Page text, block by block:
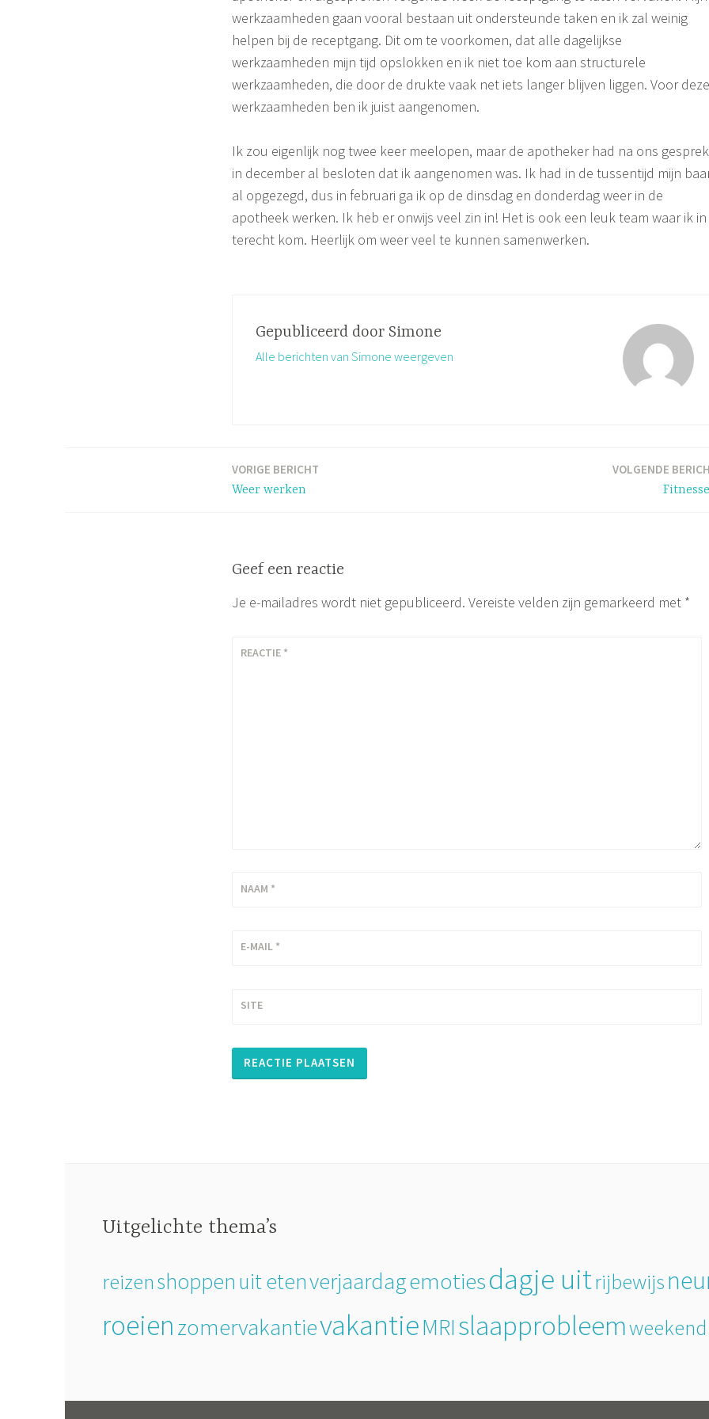
werkzaamheden gaan vooral bestaan uit ondersteunde taken en ik zal weinig
helpen bij de receptgang. Dit om te voorkomen, dat alle dagelijkse
werkzaamheden mijn tijd opslokken en ik niet toe kom aan structurele
werkzaamheden, die door de drukte vaak net iets langer blijven liggen. Voor deze
werkzaamheden ben ik juist aangenomen.
Ik zou eigenlijk nog twee keer meelopen, maar de apotheker had na ons gesprek
in december al besloten dat ik aangenomen was. Ik had in de tussentijd mijn
al opgezegd, dus in februari ga ik op de dinsdag en donderdag weer in de
apotheek werken. Ik heb er onwijs veel zin in! Het is ook een leuk team waar ik in
terecht kom. Heerlijk om weer veel te kunnen samenwerken.
Gepubliceerd door Simone
Alle berichten van Simone weergeven
VORIGE BERICHT
Weer werken
VOLGENDE
Geef een reactie
Je e-mailadres wordt niet gepubliceerd. Vereiste velden zijn gemarkeerd met *
REACTIE *
NAAM *
E-MAIL *
SITE
Uitgelichte thema’s
reizenshoppen uit etenverjaardagemotiesdagje uitrijbewijs
roeienzomervakantievakantieMRIslaapprobleem